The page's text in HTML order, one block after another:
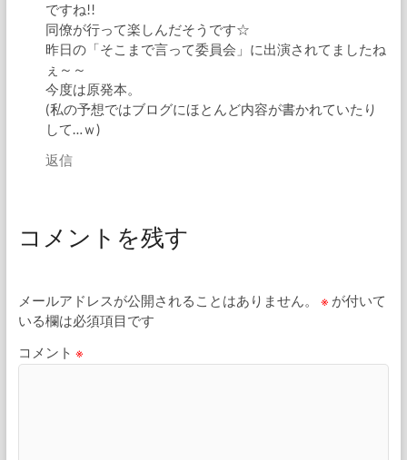
ですね!!
同僚が行って楽しんだそうです☆
昨日の「そこまで言って委員会」に出演されてましたね
ぇ～～
今度は原発本。
(私の予想ではブログにほとんど内容が書かれていたり
して…ｗ)
返信
コメントを残す
メールアドレスが公開されることはありません。 ※ が付いて
いる欄は必須項目です
コメント ※